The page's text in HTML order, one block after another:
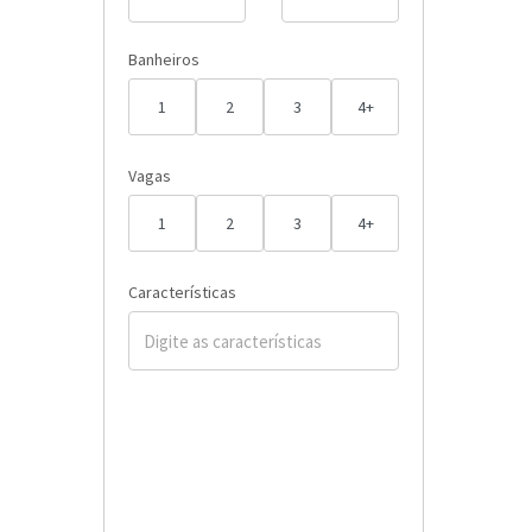
Banheiros
1 2 3 4+
Vagas
1 2 3 4+
Características